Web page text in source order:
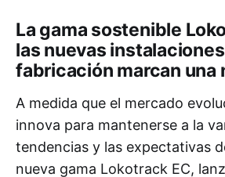
La gama sostenible
las nuevas
fabricación marcan una
A medida que el mercado
innova para mantenerse a la
tendencias y las expectativas
nueva gama Lokotrack EC,